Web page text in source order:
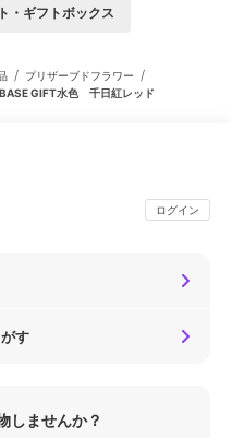
・ギフトボックス
/ プリザーブドフラワー /
GIFT水色 千日紅レッド
ログイン
す
しませんか？